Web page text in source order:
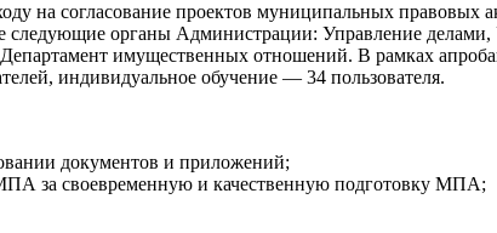
на согласование проектов муниципальных
органы Администрации: Управление
имущественных отношений. В рамках
индивидуальное обучение — 34 пользователя.
документов и приложений;
за своевременную и качественную подготовку МПА;